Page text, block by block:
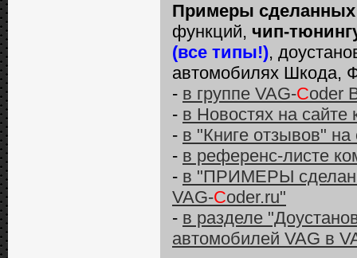
Примеры сделанных
функций, чип-
(все типы!),
автомобилях Шкода,
- в группе VAG-Coder
- в Новостях на сайте
- в "Книге отзывов"
- в референс-листе
- в "ПРИМЕРЫ
VAG-Coder.ru"
- в разделе
автомобилей VAG в